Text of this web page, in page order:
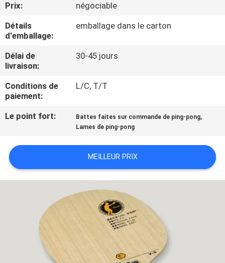
L'USINE
CONTRÔLE
DE
LA
QUALITÉ
CONTACTER
DEMANDEZ
Prix:
négociable
Détails
d'emballage:
emballage dans le carton
Délai de
livraison:
30-45 jours
Conditions de
paiement:
L/C, T/T
Le point fort: Battes faites sur commande de ping-pong,
Lames de ping-pong
MEILLEUR PRIX